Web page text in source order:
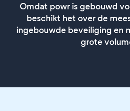
Omdat powr is gebouwd
beschikt het over de
ingebouwde beveiliging en
grote